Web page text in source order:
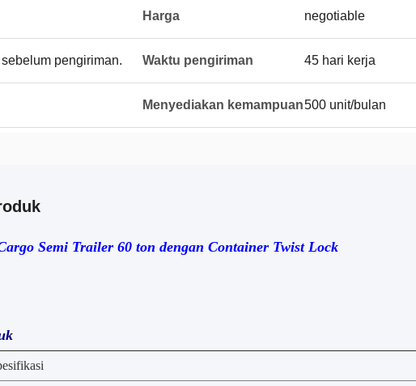
Harga negotiable
pengiriman. Waktu pengiriman 45 hari kerja
Menyediakan kemampuan500 unit/bulan
Semi Trailer 60 ton dengan Container Twist Lock